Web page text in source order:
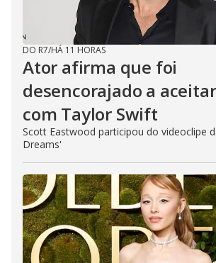
DO R7/HÁ 11 HORAS
Ator afirma que foi
desencorajado a
com Taylor Swift
Scott Eastwood participou do videoclipe
Dreams'